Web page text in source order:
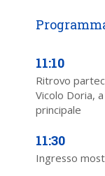
11:10
Ritrovo
Vicolo Doria,
principale
11:30
Ingresso